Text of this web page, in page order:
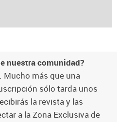
nuestra comunidad?
Mucho más que una
sólo tarda unos
la revista y las
a la Zona Exclusiva de